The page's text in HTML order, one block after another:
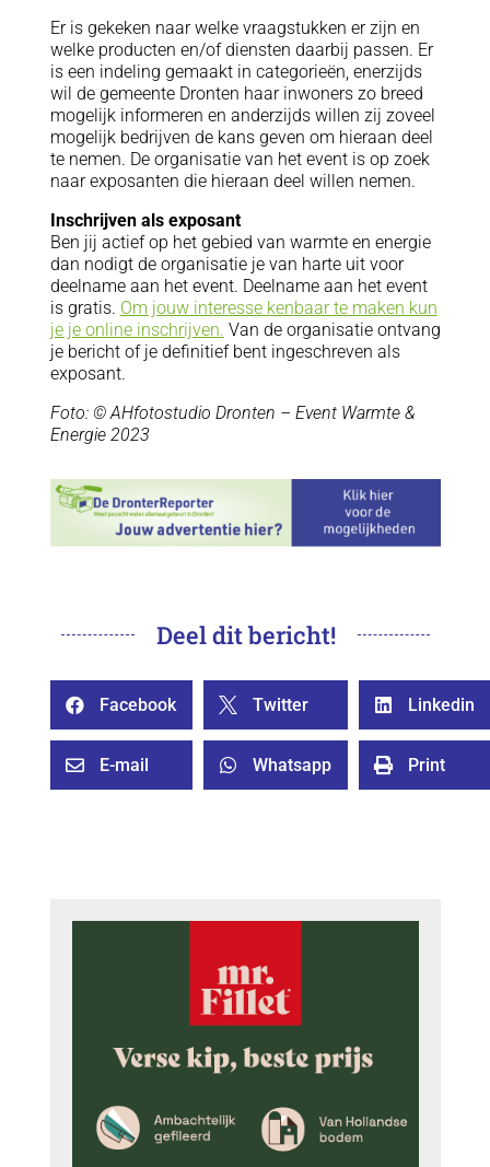
Er is gekeken naar welke vraagstukken er zijn en
welke producten en/of diensten daarbij passen. Er
is een indeling gemaakt in categorieën, enerzijds
wil de gemeente Dronten haar inwoners zo breed
mogelijk informeren en anderzijds willen zij zoveel
mogelijk bedrijven de kans geven om hieraan deel
te nemen. De organisatie van het event is op zoek
naar exposanten die hieraan deel willen nemen.
Inschrijven als exposant
Ben jij actief op het gebied van warmte en energie
dan nodigt de organisatie je van harte uit voor
deelname aan het event. Deelname aan het event
is gratis. Om jouw interesse kenbaar te maken kun
je je online inschrijven. Van de organisatie ontvang
je bericht of je definitief bent ingeschreven als
exposant.
Foto: © AHfotostudio Dronten – Event Warmte &
Energie 2023
Deel dit bericht!
 Facebook  Twitter  Linkedin
 E-mail  Whatsapp  Print